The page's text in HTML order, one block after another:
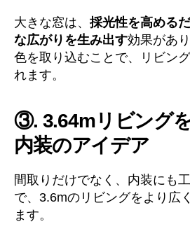
大きな窓は、 採光性を高める
な広がりを生み出す効果があ
色を取り込むことで、リビン
れます。
③. 3.64mリビング
内装のアイデア
間取りだけでなく、内装にも
で、3.6mのリビングをより広
ます。